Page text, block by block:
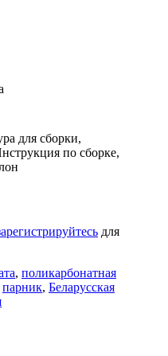
для сборки,
по сборке,
для
, поликарбонатная
парник, Беларусская